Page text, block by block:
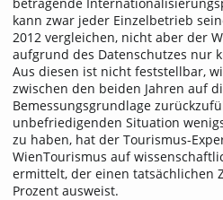
kann zwar jeder Einzelbetrieb
2012 vergleichen, nicht aber der
aufgrund des Datenschutzes nur
Aus diesen ist nicht feststellbar,
zwischen den beiden Jahren auf
Bemessungsgrundlage
unbefriedigenden Situation
zu haben, hat der Tourismus-
WienTourismus auf
ermittelt, der einen tatsächlichen
Prozent ausweist.